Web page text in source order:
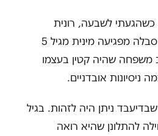
לשבעה, רונית
סיפרה לי הכול. רותם סבלה מפגיעה מינית מגיל 5
קרוב משפחה שהיה קטין בעצמו
ניסיונות אובדניים.
ניתן היה לזהות. בגיל
להתלונן שהיא רואה